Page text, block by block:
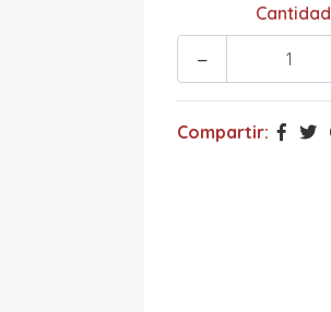
Cantidad
-
Compartir: